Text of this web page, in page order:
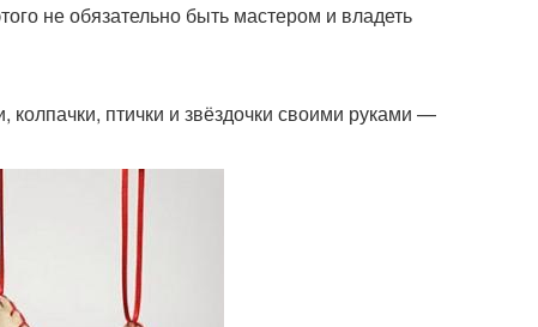
не обязательно быть мастером и владеть
колпачки, птички и звёздочки своими руками —